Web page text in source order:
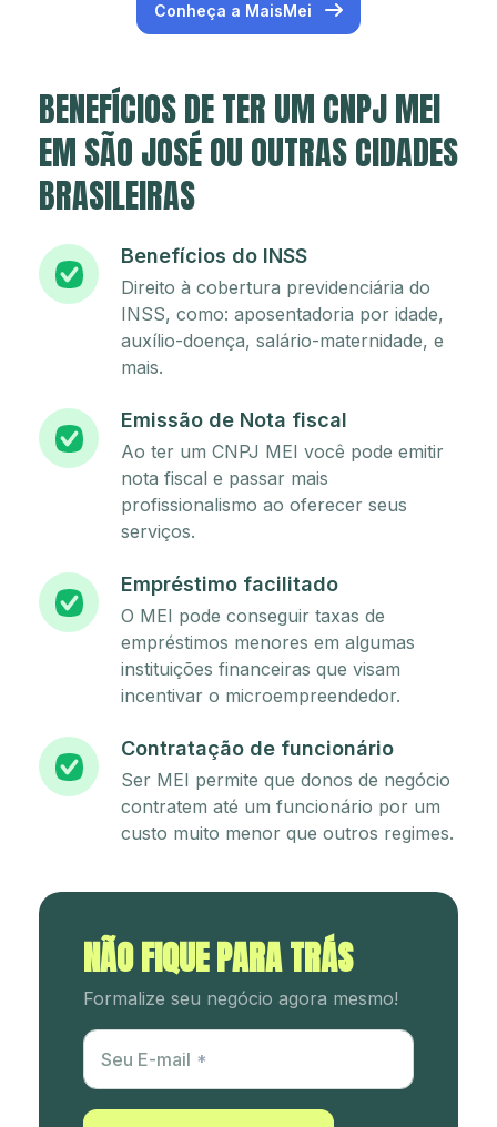
Conheça a MaisMei
BENEFÍCIOS DE TER UM CNPJ MEI
EM SÃO JOSÉ OU OUTRAS CIDADES
BRASILEIRAS
Benefícios do INSS
Direito à cobertura previdenciária do
INSS, como: aposentadoria por idade,
auxílio-doença, salário-maternidade, e
mais.
Emissão de Nota fiscal
Ao ter um CNPJ MEI você pode emitir
nota fiscal e passar mais
profissionalismo ao oferecer seus
serviços.
Empréstimo facilitado
O MEI pode conseguir taxas de
empréstimos menores em algumas
instituições financeiras que visam
incentivar o microempreendedor.
Contratação de funcionário
Ser MEI permite que donos de negócio
contratem até um funcionário por um
custo muito menor que outros regimes.
NÃO FIQUE PARA TRÁS
Formalize seu negócio agora mesmo!
Utm Content
Seu E-mail